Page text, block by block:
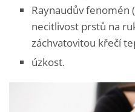
Raynaudův fenomén
necitlivost prstů na
záchvatovitou křečí
úzkost.